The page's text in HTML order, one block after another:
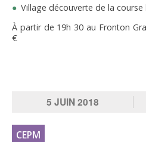
Village découverte de la course
À partir de 19h 30 au Fronton
€
5 JUIN2018
CEPM